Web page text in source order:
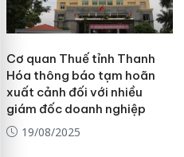
Cơ quan Thuế tỉnh Thanh
Hóa thông báo tạm hoãn
xuất cảnh đối với nhiều
giám đốc doanh nghiệp
19/08/2025